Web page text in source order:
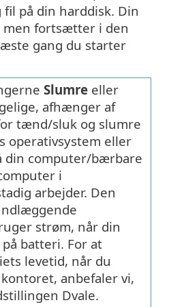
på din harddisk. Din
men fortsætter i den
gang du starter
Slumre eller
afhænger af
tænd/sluk og slumre
operativsystem eller
din computer/bærbare
i
arbejder. Den
strøm, når din
batteri. For at
levetid, når du
anbefaler vi,
Dvale.